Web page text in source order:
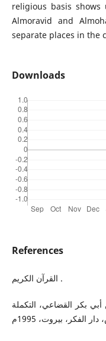
religious basis
Almoravid and
separate places in the
Downloads
References
القرآن الكريم .
أبي بكر القضاعي، التكملة